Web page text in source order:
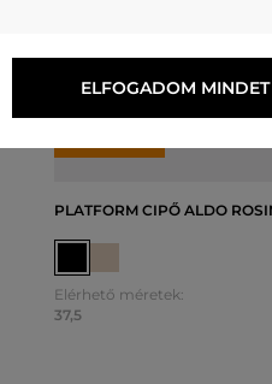
PLATFORM CIPŐ ALDO
Elérhető méretek:
37,5
ELFOGADOM MINDET